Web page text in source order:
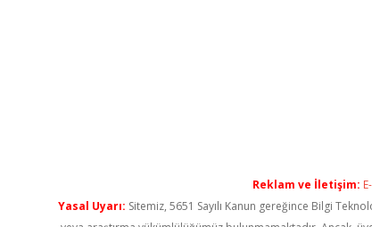
Reklam ve İletişim:
Yasal Uyarı: Sitemiz, 5651 Sayılı Kanun gereğince Bilgi